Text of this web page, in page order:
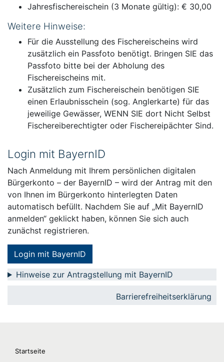
Jahresfischereischein (3 Monate gültig): € 30,00
Weitere Hinweise:
Für die Ausstellung des Fischereischeins wird
zusätzlich ein Passfoto benötigt. Bringen SIE das
Passfoto bitte bei der Abholung des
Fischereischeins mit.
Zusätzlich zum Fischereischein benötigen SIE
einen Erlaubnisschein (sog. Anglerkarte) für das
jeweilige Gewässer, WENN SIE dort Nicht Selbst
Fischereiberechtigter oder Fischereipächter Sind.
Login mit BayernID
Nach Anmeldung mit Ihrem persönlichen digitalen
Bürgerkonto – der BayernID – wird der Antrag mit den
von Ihnen im Bürgerkonto hinterlegten Daten
automatisch befüllt. Nachdem Sie auf „Mit BayernID
anmelden“ geklickt haben, können Sie sich auch
zunächst registrieren.
Login mit BayernID
Hinweise zur Antragstellung mit BayernID
Barrierefreiheitserklärung
Startseite